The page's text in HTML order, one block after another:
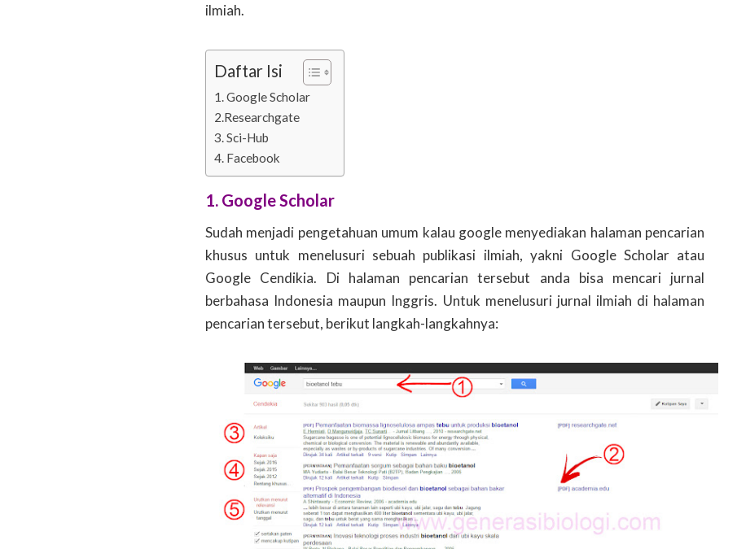
ilmiah.
Daftar Isi
1. Google Scholar
2.Researchgate
3. Sci-Hub
4. Facebook
1. Google Scholar
Sudah menjadi pengetahuan umum kalau google menyediakan halaman pencarian
khusus untuk menelusuri sebuah publikasi ilmiah, yakni Google Scholar atau
Google Cendikia. Di halaman pencarian tersebut anda bisa mencari jurnal
berbahasa Indonesia maupun Inggris. Untuk menelusuri jurnal ilmiah di halaman
pencarian tersebut, berikut langkah-langkahnya: